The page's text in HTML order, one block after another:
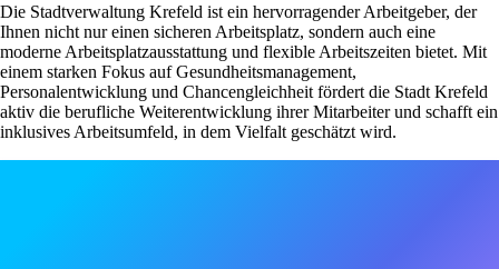
Die Stadtverwaltung Krefeld ist ein hervorragender Arbeitgeber, der
Ihnen nicht nur einen sicheren Arbeitsplatz, sondern auch eine
moderne Arbeitsplatzausstattung und flexible Arbeitszeiten bietet. Mit
einem starken Fokus auf Gesundheitsmanagement,
Personalentwicklung und Chancengleichheit fördert die Stadt Krefeld
aktiv die berufliche Weiterentwicklung ihrer Mitarbeiter und schafft ein
inklusives Arbeitsumfeld, in dem Vielfalt geschätzt wird.